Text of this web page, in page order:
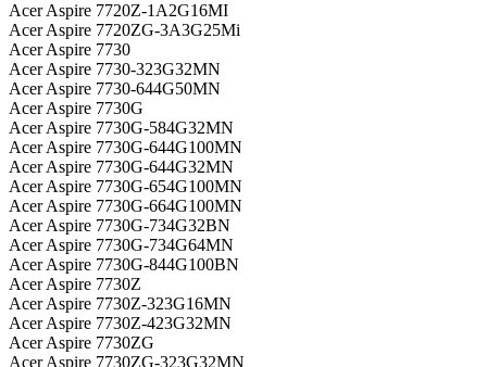
Acer Aspire 7720Z-1A2G16MI
Acer Aspire 7720ZG-3A3G25Mi
Acer Aspire 7730
Acer Aspire 7730-323G32MN
Acer Aspire 7730-644G50MN
Acer Aspire 7730G
Acer Aspire 7730G-584G32MN
Acer Aspire 7730G-644G100MN
Acer Aspire 7730G-644G32MN
Acer Aspire 7730G-654G100MN
Acer Aspire 7730G-664G100MN
Acer Aspire 7730G-734G32BN
Acer Aspire 7730G-734G64MN
Acer Aspire 7730G-844G100BN
Acer Aspire 7730Z
Acer Aspire 7730Z-323G16MN
Acer Aspire 7730Z-423G32MN
Acer Aspire 7730ZG
Acer Aspire 7730ZG-323G32MN